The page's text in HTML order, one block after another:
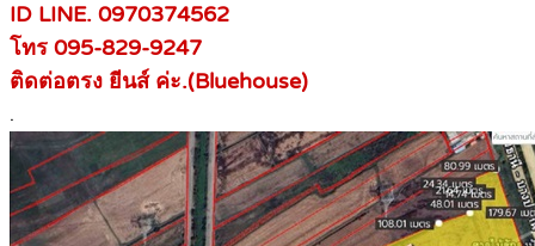
ID LINE. 0970374562
โทร 095-829-9247
ติดต่อตรง ยีนส์ ค่ะ.(Bluehouse)
.